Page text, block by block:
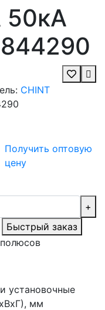
50кА
CHINT
Получить оптовую
цену
+
Быстрый заказ
установочные
мм